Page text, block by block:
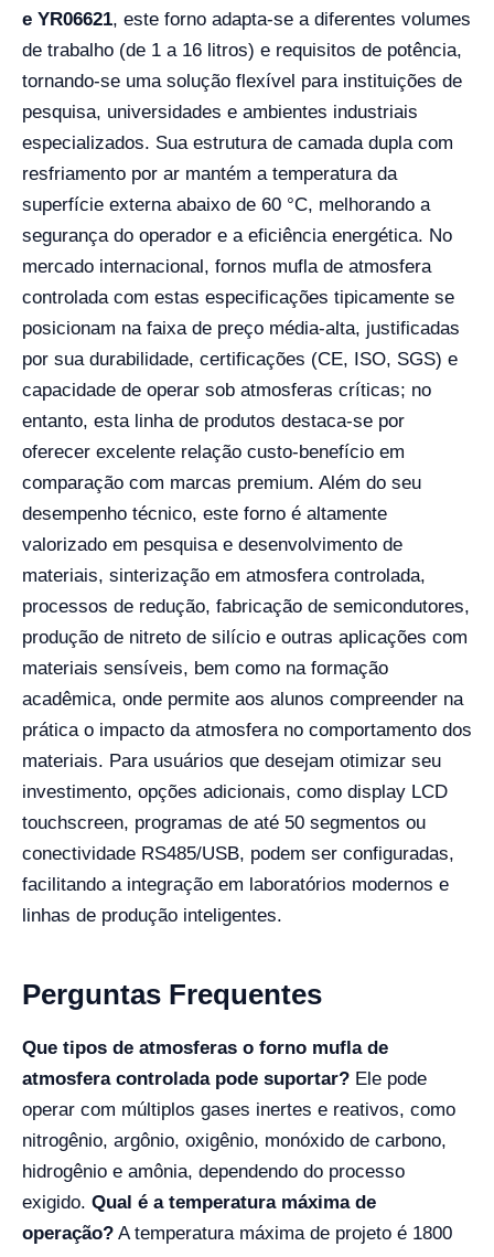
e YR06621, este forno adapta-se a diferentes volumes
de trabalho (de 1 a 16 litros) e requisitos de potência,
tornando-se uma solução flexível para instituições de
pesquisa, universidades e ambientes industriais
especializados. Sua estrutura de camada dupla com
resfriamento por ar mantém a temperatura da
superfície externa abaixo de 60 °C, melhorando a
segurança do operador e a eficiência energética. No
mercado internacional, fornos mufla de atmosfera
controlada com estas especificações tipicamente se
posicionam na faixa de preço média-alta, justificadas
por sua durabilidade, certificações (CE, ISO, SGS) e
capacidade de operar sob atmosferas críticas; no
entanto, esta linha de produtos destaca-se por
oferecer excelente relação custo-benefício em
comparação com marcas premium. Além do seu
desempenho técnico, este forno é altamente
valorizado em pesquisa e desenvolvimento de
materiais, sinterização em atmosfera controlada,
processos de redução, fabricação de semicondutores,
produção de nitreto de silício e outras aplicações com
materiais sensíveis, bem como na formação
acadêmica, onde permite aos alunos compreender na
prática o impacto da atmosfera no comportamento dos
materiais. Para usuários que desejam otimizar seu
investimento, opções adicionais, como display LCD
touchscreen, programas de até 50 segmentos ou
conectividade RS485/USB, podem ser configuradas,
facilitando a integração em laboratórios modernos e
linhas de produção inteligentes.
Perguntas Frequentes
Que tipos de atmosferas o forno mufla de
atmosfera controlada pode suportar? Ele pode
operar com múltiplos gases inertes e reativos, como
nitrogênio, argônio, oxigênio, monóxido de carbono,
hidrogênio e amônia, dependendo do processo
exigido. Qual é a temperatura máxima de
operação? A temperatura máxima de projeto é 1800